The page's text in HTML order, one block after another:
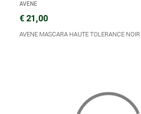
AVENE
€ 21,00
AVENE MASCARA HAUTE TOLERANCE NOIR